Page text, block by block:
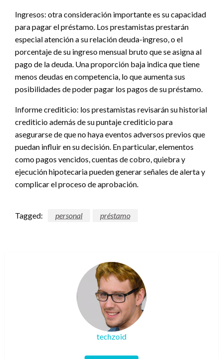
Ingresos: otra consideración importante es su capacidad
para pagar el préstamo. Los prestamistas prestarán
especial atención a su relación deuda-ingreso, o el
porcentaje de su ingreso mensual bruto que se asigna al
pago de la deuda. Una proporción baja indica que tiene
menos deudas en competencia, lo que aumenta sus
posibilidades de poder pagar los pagos de su préstamo.
Informe crediticio: los prestamistas revisarán su historial
crediticio además de su puntaje crediticio para
asegurarse de que no haya eventos adversos previos que
puedan influir en su decisión. En particular, elementos
como pagos vencidos, cuentas de cobro, quiebra y
ejecución hipotecaria pueden generar señales de alerta y
complicar el proceso de aprobación.
Tagged: personal préstamo
techzoid